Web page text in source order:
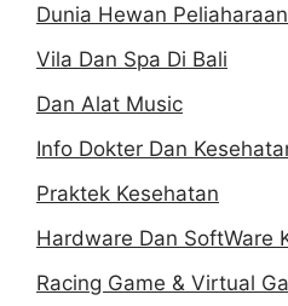
Dunia Hewan Peliaharaan
Vila Dan Spa Di Bali
Dan Alat Music
Info Dokter Dan
Praktek Kesehatan
Hardware Dan SoftWare
Racing Game & Virtual